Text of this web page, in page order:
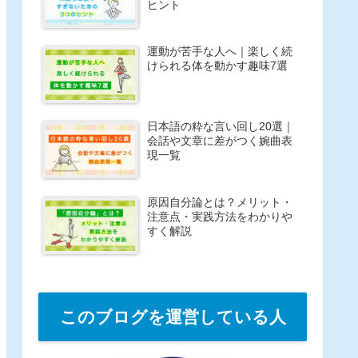
ヒント
運動が苦手な人へ｜楽しく続
けられる体を動かす趣味7選
日本語の粋な言い回し20選｜
会話や文章に差がつく婉曲表
現一覧
原因自分論とは？メリット・
注意点・実践方法をわかりや
すく解説
このブログを運営している人